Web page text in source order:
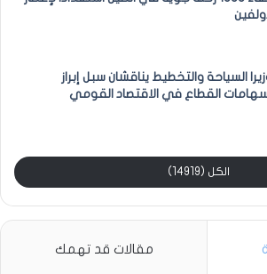
السياحة والتخطيط يناقشان سبل إبراز
القطاع في الاقتصاد القومي
الكل (14919)
مقالات قد تهمك